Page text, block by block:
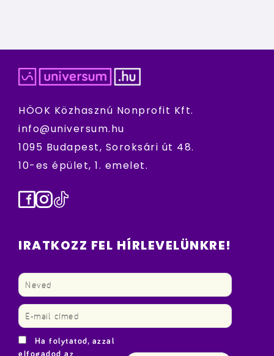
HÖOK Közhasznú Nonprofit Kft.
info@universum.hu
1095 Budapest, Soroksári út 48.
10-es épület, 1. emelet.
Facebook
Instagram
TikTok
IRATKOZZ FEL HÍRLEVELÜNKRE!
Ha folytatod, azzal
elfogadod az